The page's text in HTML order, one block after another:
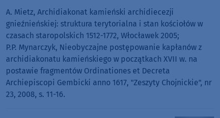
A. Mietz, Archidiakonat kamieński archidiecezji
gnieźnieńskiej: struktura terytorialna i stan kościołów w
czasach staropolskich 1512-1772, Włocławek 2005;
P.P. Mynarczyk, Nieobyczajne postępowanie kapłanów z
archidiakonatu kamieńskiego w początkach XVII w. na
postawie fragmentów Ordinationes et Decreta
Archiepiscopi Gembicki anno 1617, "Zeszyty Chojnickie", nr
23, 2008, s. 11-16.